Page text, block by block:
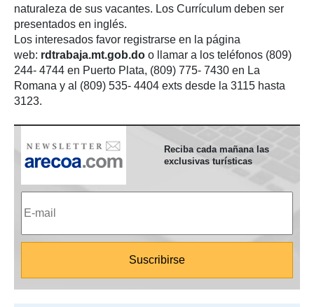
naturaleza de sus vacantes. Los Currículum deben ser
presentados en inglés.
Los interesados favor registrarse en la página
web: rdtrabaja.mt.gob.do o llamar a los teléfonos (809)
244- 4744 en Puerto Plata, (809) 775- 7430 en La
Romana y al (809) 535- 4404 exts desde la 3115 hasta
3123.
Reciba cada mañana las
exclusivas turísticas